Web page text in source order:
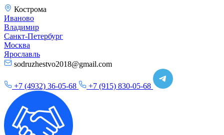
Кострома
Иваново
Владимир
Санкт-Петербург
Москва
Ярославль
sodruzhestvo2018@gmail.com
+7 (4932) 36-05-68 +7 (915) 830-05-68